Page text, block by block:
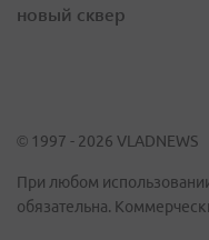
новый сквер
© 1997 - 2026 VLADNEWS
При любом
обязательна.